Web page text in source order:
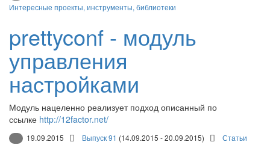
Интересные проекты, инструменты, библиотеки
prettyconf - модуль
управления
настройками
Модуль нацеленно реализует подход описанный по
ссылке http://12factor.net/
19.09.2015 Выпуск 91 (14.09.2015 - 20.09.2015) Статьи